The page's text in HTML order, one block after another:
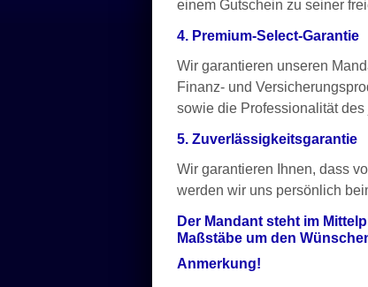
einem Gutschein zu seiner
4. Premium-Select-Garantie
Wir garantieren unseren
Finanz- und
sowie die Professionalität
5. Zuverlässigkeitsgarantie
Wir garantieren Ihnen, dass
werden wir uns persönlich
Der Mandant steht im
Maßstäbe um den
Anmerkung!